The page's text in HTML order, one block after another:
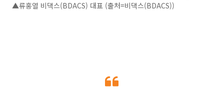
▲류홍열 비댁스(BDACS) 대표 (출처=비댁스(BDACS))